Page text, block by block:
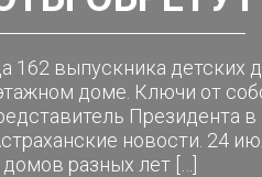
162 выпускника детских
доме. Ключи от
Президента
новости. 24
домов разных лет […]